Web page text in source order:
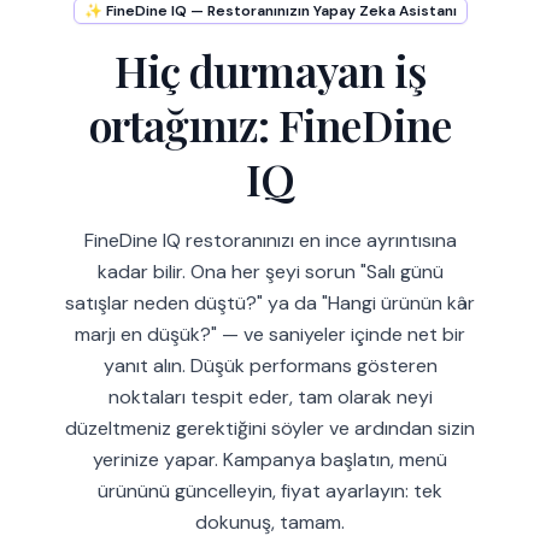
✨ FineDine IQ — Restoranınızın Yapay Zeka Asistanı
Hiç durmayan iş
ortağınız: FineDine
IQ
FineDine IQ restoranınızı en ince ayrıntısına
kadar bilir. Ona her şeyi sorun "Salı günü
satışlar neden düştü?" ya da "Hangi ürünün kâr
marjı en düşük?" — ve saniyeler içinde net bir
yanıt alın. Düşük performans gösteren
noktaları tespit eder, tam olarak neyi
düzeltmeniz gerektiğini söyler ve ardından sizin
yerinize yapar. Kampanya başlatın, menü
ürününü güncelleyin, fiyat ayarlayın: tek
dokunuş, tamam.